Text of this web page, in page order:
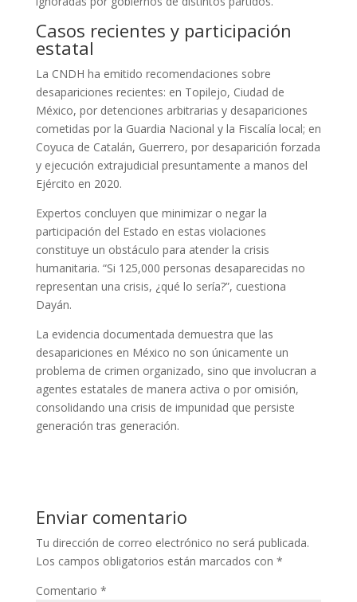
Casos recientes y participación
estatal
La CNDH ha emitido recomendaciones sobre
desapariciones recientes: en Topilejo, Ciudad de
México, por detenciones arbitrarias y desapariciones
cometidas por la Guardia Nacional y la Fiscalía local; en
Coyuca de Catalán, Guerrero, por desaparición forzada
y ejecución extrajudicial presuntamente a manos del
Ejército en 2020.
Expertos concluyen que minimizar o negar la
participación del Estado en estas violaciones
constituye un obstáculo para atender la crisis
humanitaria. “Si 125,000 personas desaparecidas no
representan una crisis, ¿qué lo sería?”, cuestiona
Dayán.
La evidencia documentada demuestra que las
desapariciones en México no son únicamente un
problema de crimen organizado, sino que involucran a
agentes estatales de manera activa o por omisión,
consolidando una crisis de impunidad que persiste
generación tras generación.
Enviar comentario
Tu dirección de correo electrónico no será publicada.
Los campos obligatorios están marcados con *
Comentario *